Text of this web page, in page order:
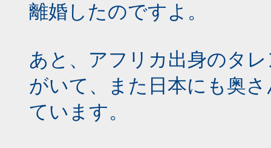
離婚したのですよ。
あと、アフリカ出身のタ
がいて、また日本にも奥
ています。